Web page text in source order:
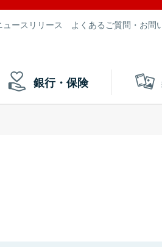
ュースリリース よくあるご質問・お問
銀行・保険